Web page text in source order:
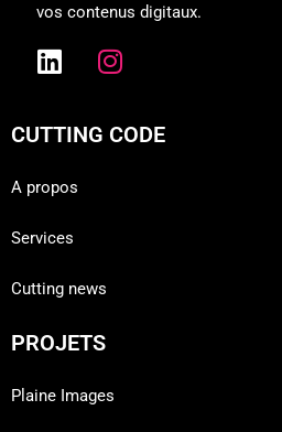
vos contenus digitaux.
CUTTING CODE
A propos
Services
Cutting news
PROJETS
Plaine Images